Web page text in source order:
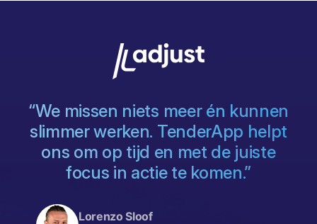
“We missen niets meer én kunnen
slimmer werken. TenderApp helpt
ons om op tijd en met de juiste
focus in actie te komen.”
Lorenzo Sloof